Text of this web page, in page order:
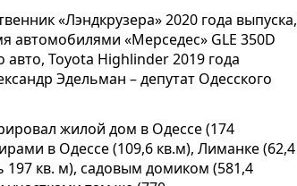
«Лэндкрузера» 2020 года выпуска,
автомобилями «Мерседес» GLE 350D
авто, Toyota Highlinder 2019 года
Эдельман – депутат Одесского
жилой дом в Одессе (174
в Одессе (109,6 кв.м), Лиманке (62,4
197 кв. м), садовым домиком (581,4